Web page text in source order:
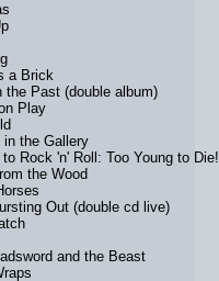
a Brick
the Past (double album)
Play
in the Gallery
Rock 'n' Roll: Too Young to Die!
the Wood
Out (double cd live)
and the Beast